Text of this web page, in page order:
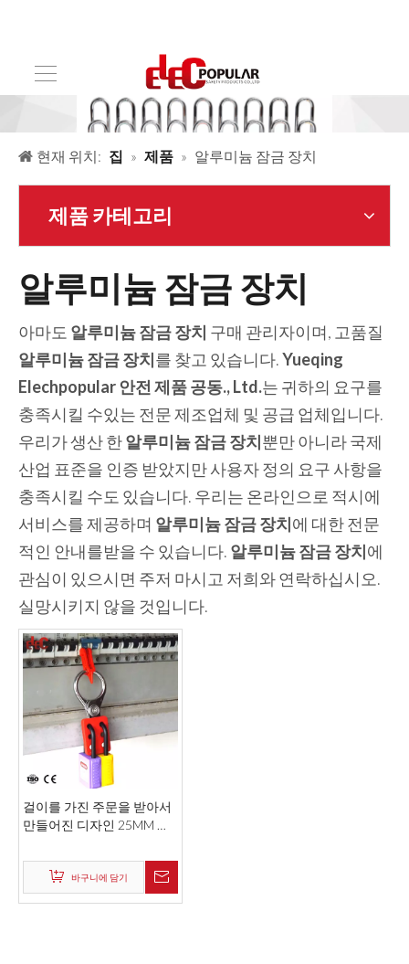
현재 위치: 집 » 제품 » 알루미늄 잠금 장치
제품 카테고리
알루미늄 잠금 장치
아마도 알루미늄 잠금 장치 구매 관리자이며, 고품질
알루미늄 잠금 장치를 찾고 있습니다.Yueqing
Elechpopular 안전 제품 공동., Ltd.는 귀하의 요구를
충족시킬 수있는 전문 제조업체 및 공급 업체입니다.
우리가 생산 한알루미늄 잠금 장치뿐만 아니라 국제
산업 표준을 인증 받았지만 사용자 정의 요구 사항을
충족시킬 수도 있습니다. 우리는 온라인으로 적시에
서비스를 제공하며 알루미늄 잠금 장치에 대한 전문
적인 안내를받을 수 있습니다. 알루미늄 잠금 장치에
관심이 있으시면 주저 마시고 저희와 연락하십시오.
실망시키지 않을 것입니다.
걸이를 가진 주문을 받아서
만들어진 디자인 25MM 자
금 걸쇠
바구니에 담기